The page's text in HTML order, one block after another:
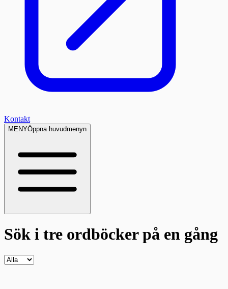
Kontakt
MENYÖppna huvudmenyn
Sök i tre ordböckerpå en gång